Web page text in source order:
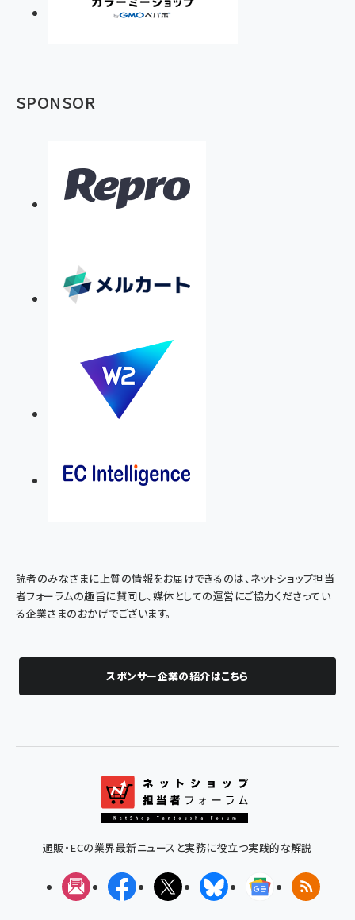
SPONSOR
読者のみなさまに上質の情報をお届けできるのは、ネットショップ担当
者フォーラムの趣旨に賛同し、媒体としての運営にご協力くださってい
る企業さまのおかげでございます。
スポンサー企業の紹介はこちら
通販・ECの業界最新ニュースと実務に役立つ実践的な解説
メルマガFacebookX(エックス)BlueskyGoogleニュ
RSS